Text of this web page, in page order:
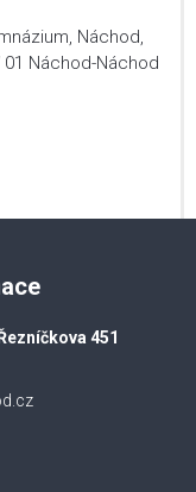
Náchod,
01 Náchod-Náchod
451